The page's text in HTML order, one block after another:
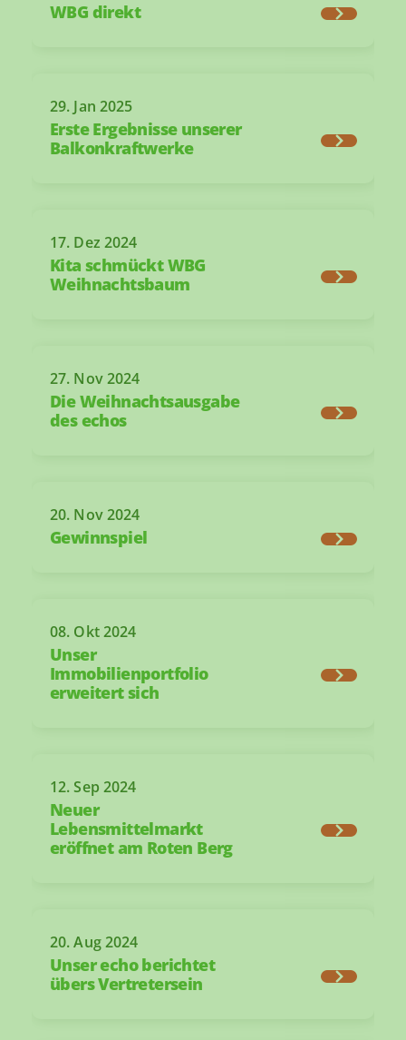
WBG direkt
29. Jan 2025
Erste Ergebnisse unserer
Balkonkraftwerke
17. Dez 2024
Kita schmückt WBG
Weihnachtsbaum
27. Nov 2024
Die Weihnachtsausgabe
des echos
20. Nov 2024
Gewinnspiel
08. Okt 2024
Unser
Immobilienportfolio
erweitert sich
12. Sep 2024
Neuer
Lebensmittelmarkt
eröffnet am Roten Berg
20. Aug 2024
Unser echo berichtet
übers Vertretersein